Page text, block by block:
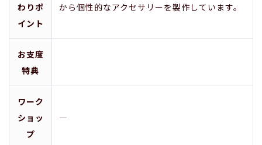
わりポ
イント
から個性的なアクセサリーを製作しています。
お支度
特典
ワーク
ショッ
プ
―